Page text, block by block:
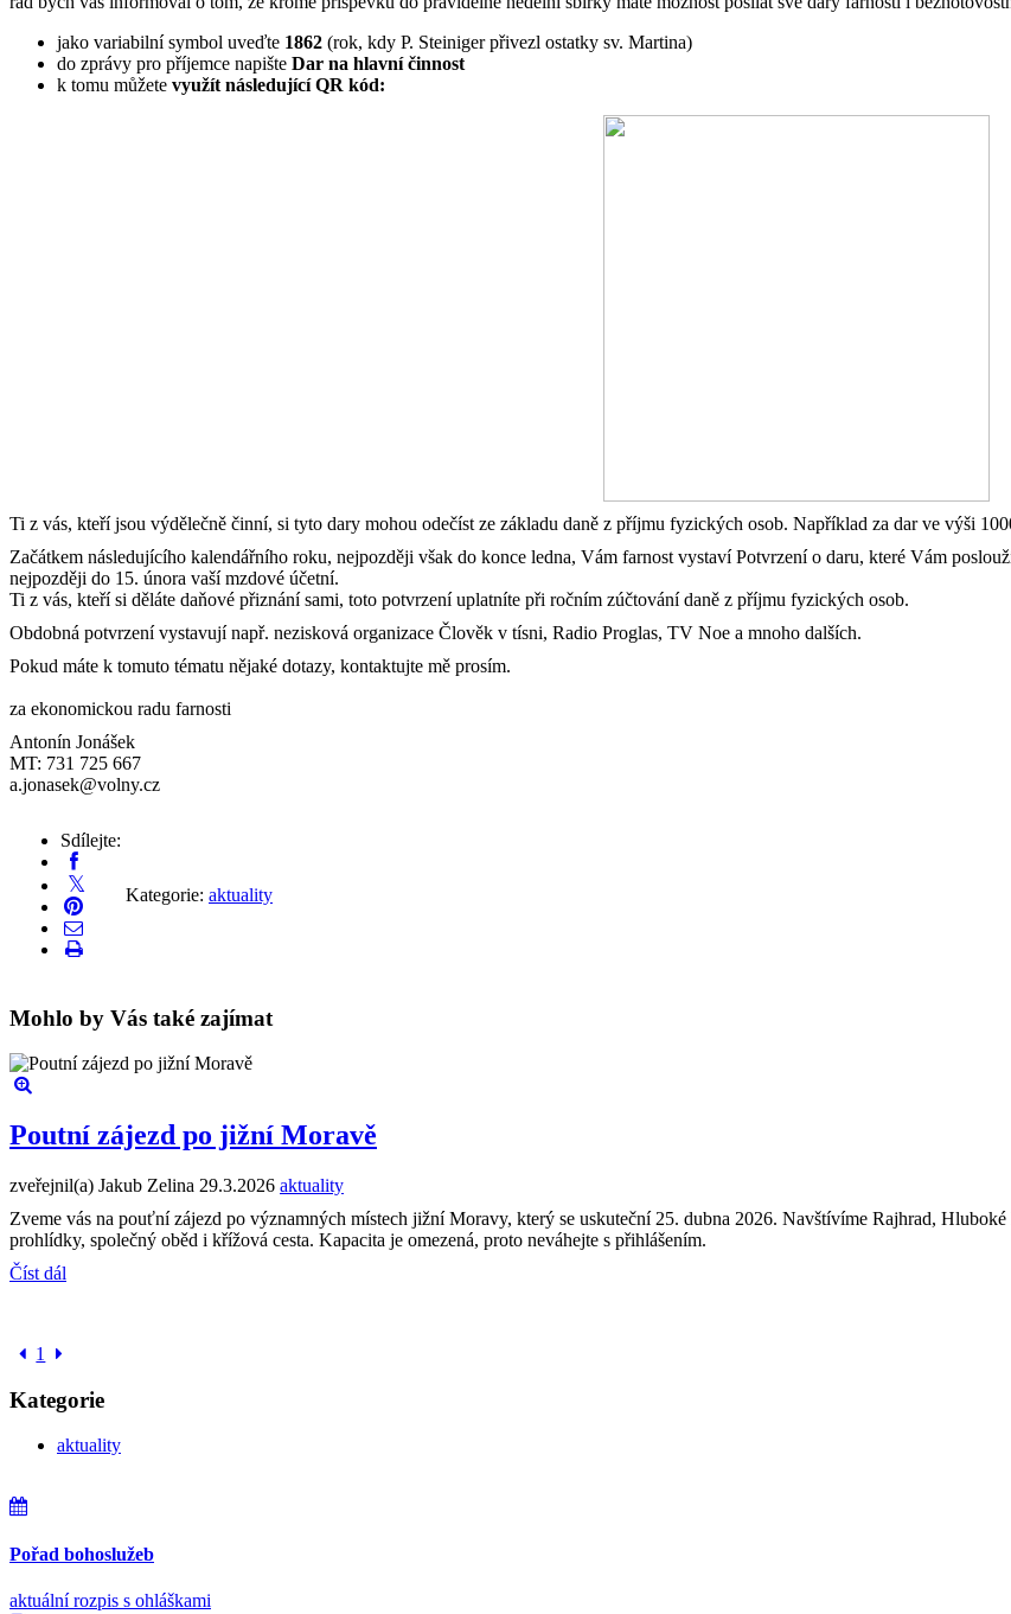
jako variabilní symbol uveďte 1862 (rok, kdy P. Steiniger přivezl ostatky sv. Martina)
do zprávy pro příjemce napište Dar na hlavní činnost
k tomu můžete využít následující QR kód:
Ti z vás, kteří jsou výdělečně činní, si tyto dary mohou odečíst ze základu daně z příjmu fyzických osob. Například za dar ve výši
Začátkem následujícího kalendářního roku, nejpozději však do konce ledna, Vám farnost vystaví Potvrzení o daru, které Vám
nejpozději do 15. února vaší mzdové účetní.
Ti z vás, kteří si děláte daňové přiznání sami, toto potvrzení uplatníte při ročním zúčtování daně z příjmu fyzických osob.
Obdobná potvrzení vystavují např. nezisková organizace Člověk v tísni, Radio Proglas, TV Noe a mnoho dalších.
Pokud máte k tomuto tématu nějaké dotazy, kontaktujte mě prosím.
za ekonomickou radu farnosti
Antonín Jonášek
MT: 731 725 667
a.jonasek@volny.cz
Sdílejte:
Kategorie: aktuality
Mohlo by Vás také zajímat
Poutní zájezd po jižní Moravě
zveřejnil(a) Jakub Zelina 29.3.2026 aktuality
Zveme vás na pouťní zájezd po významných místech jižní Moravy, který se uskuteční 25. dubna 2026. Navštívíme Rajhrad,
prohlídky, společný oběd i křížová cesta. Kapacita je omezená, proto neváhejte s přihlášením.
Číst dál
1
Kategorie
aktuality
Pořad bohoslužeb
aktuální rozpis s ohláškami